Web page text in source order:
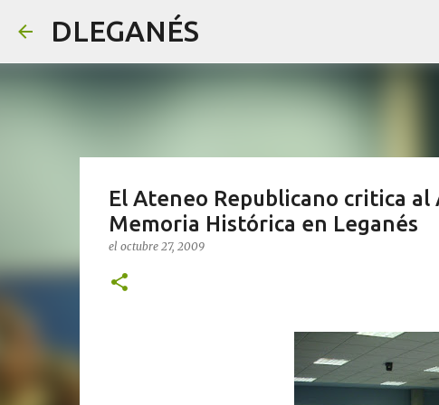
DLEGANÉS
El Ateneo Republicano critica
Memoria Histórica en Leganés
el octubre 27, 2009